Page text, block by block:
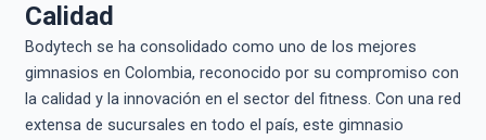
Calidad
Bodytech se ha consolidado como uno de los mejores
gimnasios en Colombia, reconocido por su compromiso con
la calidad y la innovación en el sector del fitness. Con una red
extensa de sucursales en todo el país, este gimnasio